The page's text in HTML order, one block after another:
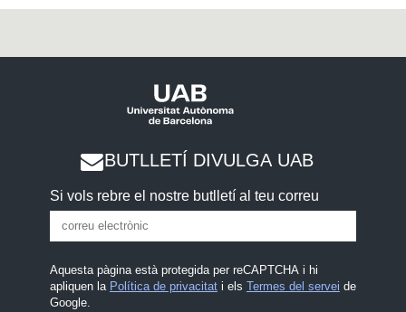
BUTLLETÍ DIVULGA UAB
Si vols rebre el nostre butlletí al teu correu
Aquesta pàgina està protegida per reCAPTCHA i hi
apliquen la Política de privacitati els Termes del servei de
Google.